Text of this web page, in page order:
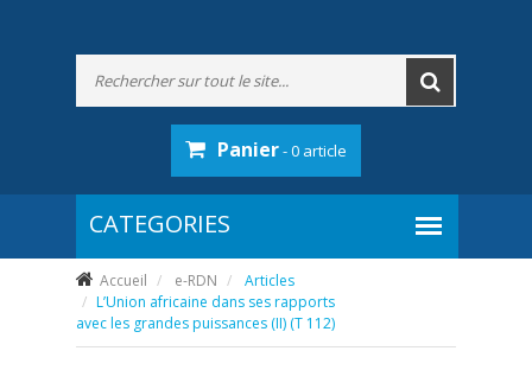
Panier- 0 article
Accueil e-RDN
Articles
L’Union africaine dans ses rapports
avec les grandes puissances (II) (T 112)